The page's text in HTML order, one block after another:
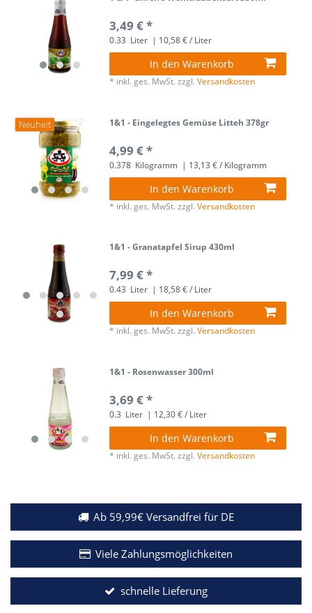
3,49 € *
0.33 Liter | 10,58 € / Liter
In den Warenkorb
* inkl. ges. MwSt. zzgl.Versandkosten
Neuheit 1&1 - Eingelegtes Gemüse Litteh 378gr
4,99 € *
0.378 Kilogramm | 13,13 € / Kilogramm
In den Warenkorb
* inkl. ges. MwSt. zzgl.Versandkosten
1&1 - Granatapfel Sirup 430ml
7,99 € *
0.43 Liter | 18,58 € / Liter
In den Warenkorb
* inkl. ges. MwSt. zzgl.Versandkosten
1&1 - Rosenwasser 300ml
3,69 € *
0.3 Liter | 12,30 € / Liter
In den Warenkorb
* inkl. ges. MwSt. zzgl.Versandkosten
Ab 59,99€ Versandfrei für DE
Viele Zahlungsmöglichkeiten
schnelle Lieferung